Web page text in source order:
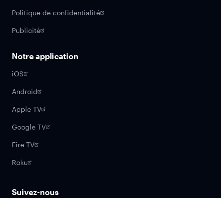
Politique de confidentialité
Publicité
Notre application
iOS
Android
Apple TV
Google TV
Fire TV
Roku
Suivez-nous